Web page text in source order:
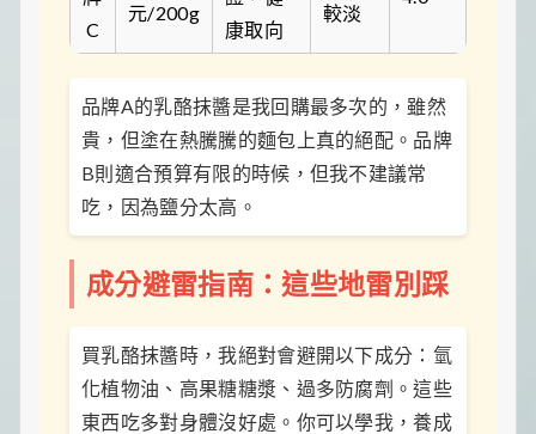
C
元/200g
康取向
較淡
品牌A的乳酪抹醬是我回購最多次的，雖然
貴，但塗在熱騰騰的麵包上真的絕配。品牌
B則適合預算有限的時候，但我不建議常
吃，因為鹽分太高。
成分避雷指南：這些地雷別踩
買乳酪抹醬時，我絕對會避開以下成分：氫
化植物油、高果糖糖漿、過多防腐劑。這些
東西吃多對身體沒好處。你可以學我，養成